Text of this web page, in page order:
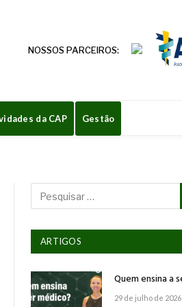
NOSSOS PARCEIROS:
da CAP Gestão
ARTIGOS
Quem ensina a
29 de julho de 2026